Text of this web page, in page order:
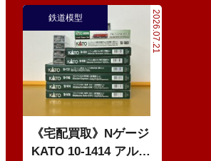
2026.07.21
鉄道模型
《宅配買取》Nゲージ
KATO 10-1414 アルプ